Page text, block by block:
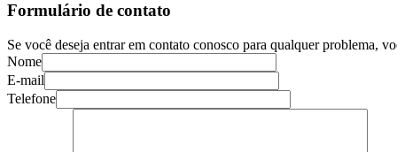
Formulário de contato
Se você deseja entrar em contato conosco para qualquer problema,
Nome
E-mail
Telefone